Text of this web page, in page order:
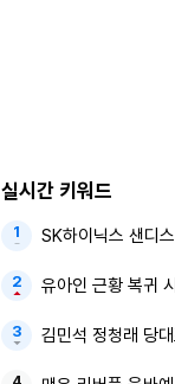
실시간 키워드
SK하이닉스 샌디
유아인 근황 복귀
김민석 정청래 당대